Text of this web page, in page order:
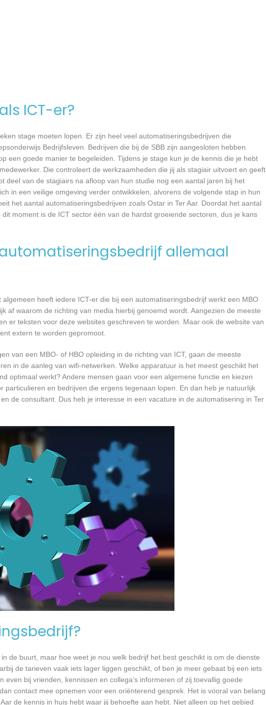
ICT-er?
stage moeten lopen. Er zijn heel veel automatiseringsbedrijven die
Bedrijfsleven. Bedrijven die bij de SBB zijn aangesloten hebben
een goede manier te begeleiden. Tijdens je stage kun je de kennis die je hebt
Die controleert de werkzaamheden die jij als stagiair uitvoert en geeft
van de stagiairs na afloop van hun studie nog een aantal jaren bij het
in een veilige omgeving verder ontwikkelen, alvorens de volgende stap in hun
het aantal automatiseringsbedrijven zoals Ostar in Ter Aar. Doordat het aantal
moment is de ICT sector één van de hardst groeiende sectoren, dus je kans
allemaal
heeft iedere ICT-er die bij een automatiseringsbedrijf werkt een MBO
af waarom de richting van media hierbij genoemd wordt. Aangezien de meeste
er teksten voor deze websites geschreven te worden. Maar ook de website van
extern te worden gepromoot.
van een MBO- of HBO opleiding in de richting van ICT, gaan de meeste
in de aanleg van wifi-netwerken. Welke apparatuur is het meest geschikt het
optimaal werkt? Andere mensen gaan voor een algemene functie en kiezen
en bedrijven die ergens tegenaan lopen. En dan heb je natuurlijk
de consultant. Dus heb je interesse in een vacature in de automatisering in Ter
de buurt, maar hoe weet je nou welk bedrijf het best geschikt is om de dienste
de tarieven vaak iets lager liggen geschikt, of ben je meer gebaat bij een iets
bij vrienden, kennissen en collega’s informeren of zij toevallig goede
contact mee opnemen voor een oriënterend gesprek. Het is vooral van belang
de kennis in huis hebt waar jij behoefte aan hebt. Niet alleen op het gebied